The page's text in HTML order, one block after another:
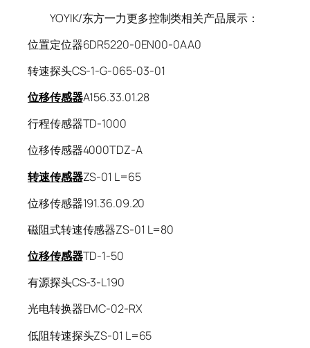
YOYIK/东方一力更多控制类相关产品展示：
位置定位器6DR5220-0EN00-0AA0
转速探头CS-1-G-065-03-01
位移传感器A156.33.01.28
行程传感器TD-1000
位移传感器4000TDZ-A
转速传感器ZS-01 L=65
位移传感器191.36.09.20
磁阻式转速传感器ZS-01 L=80
位移传感器TD-1-50
有源探头CS-3-L190
光电转换器EMC-02-RX
低阻转速探头ZS-01 L=65